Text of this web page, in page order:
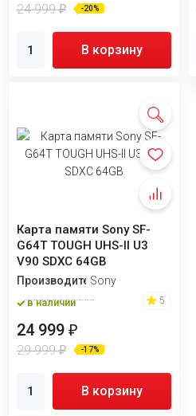
24 999₽ -20%
В корзину
Карта памяти Sony SF-
G64T TOUGH UHS-II U3
V90 SDXC 64GB
ПроизводительSony
в наличии 5
24 999 ₽
29 999₽ -17%
В корзину